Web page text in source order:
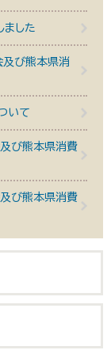
ました
及び熊本県消
いて
び熊本県消費
び熊本県消費